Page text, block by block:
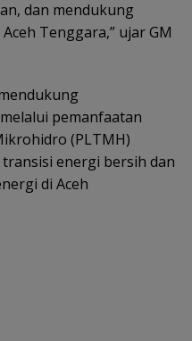
dan mendukung
Tenggara,” ujar GM
pemanfaatan
(PLTMH)
energi bersih dan
di Aceh